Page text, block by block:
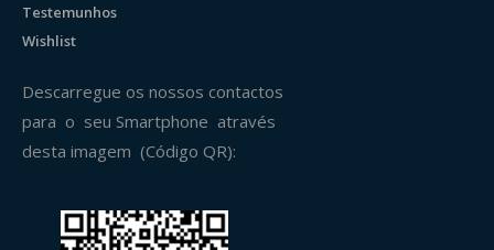
Testemunhos
Wishlist
Descarregue os nossos contactos
para o seu Smartphone através
desta imagem (Código QR):